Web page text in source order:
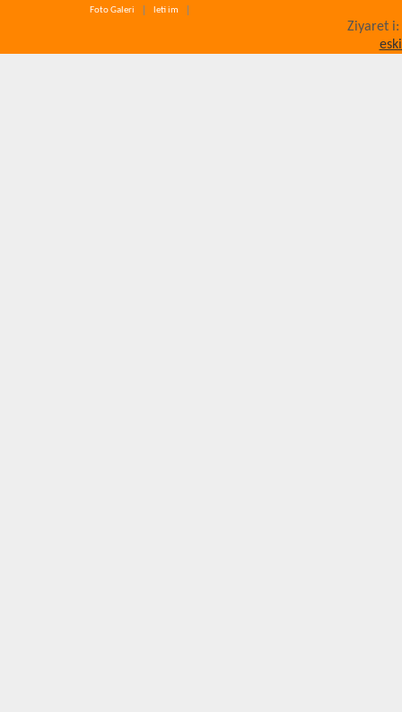
Foto Galeri
leti im
Ziyaret i: